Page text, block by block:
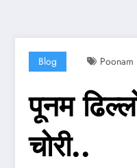
Blog
पूनम
चोरी..